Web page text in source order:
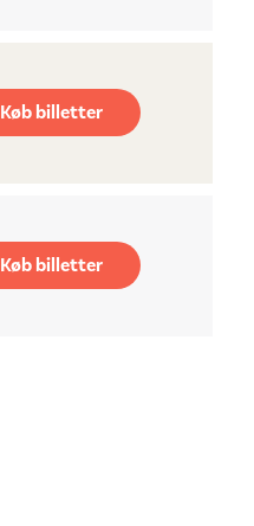
Køb billetter
Køb billetter